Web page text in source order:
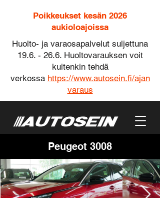
Soita | Automyynti Soita | Huolto
Poikkeukset kesän 2026
aukioloajoissa
Huolto- ja varaosapalvelut suljettuna
19.6. - 26.6. Huoltovarauksen voit
kuitenkin tehdä
verkossa https://www.autosein.fi/ajan
varaus
Peugeot 3008